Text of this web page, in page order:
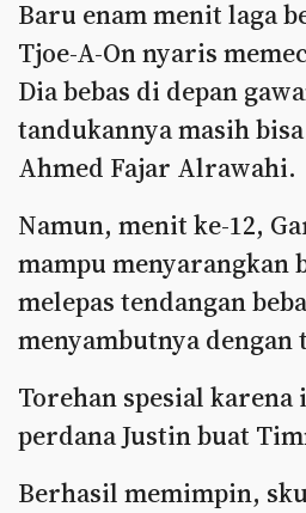
Baru enam menit laga
Tjoe-A-On nyaris
Dia bebas di depan
tandukannya masih
Ahmed Fajar Alrawahi.
Namun, menit ke-12,
mampu menyarangkan
melepas tendangan
menyambutnya dengan
Torehan spesial
perdana Justin buat
Berhasil memimpin,